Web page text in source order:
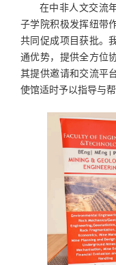
在中非人文交流
子学院积极发挥纽带
共同促成项目获批。
通优势，提供全方位
其提供邀请和交流平
使馆适时予以指导与帮